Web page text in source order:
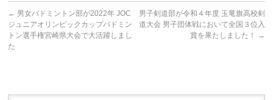
← 男女バドミントン部が2022年 JOC
ジュニアオリンピックカップバドミン
トン選手権宮崎県大会で大活躍しまし
た
男子剣道部が令和４年度 玉竜旗高校剣
道大会 男子団体戦において全国３位入
賞を果たしました！
→